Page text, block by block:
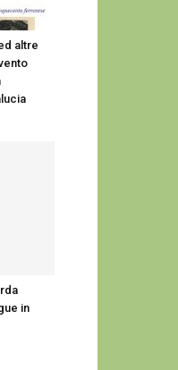
altre
in